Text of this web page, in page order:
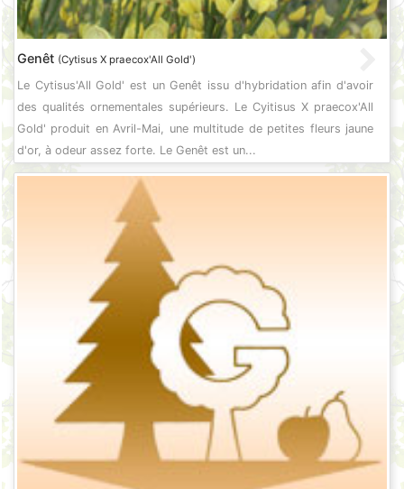
Genêt (Cytisus X praecox'All Gold')
Le Cytisus'All Gold' est un Genêt issu d'hybridation afin d'avoir
des qualités ornementales supérieurs. Le Cyitisus X praecox'All
Gold' produit en Avril-Mai, une multitude de petites fleurs jaune
d'or, à odeur assez forte. Le Genêt est un...